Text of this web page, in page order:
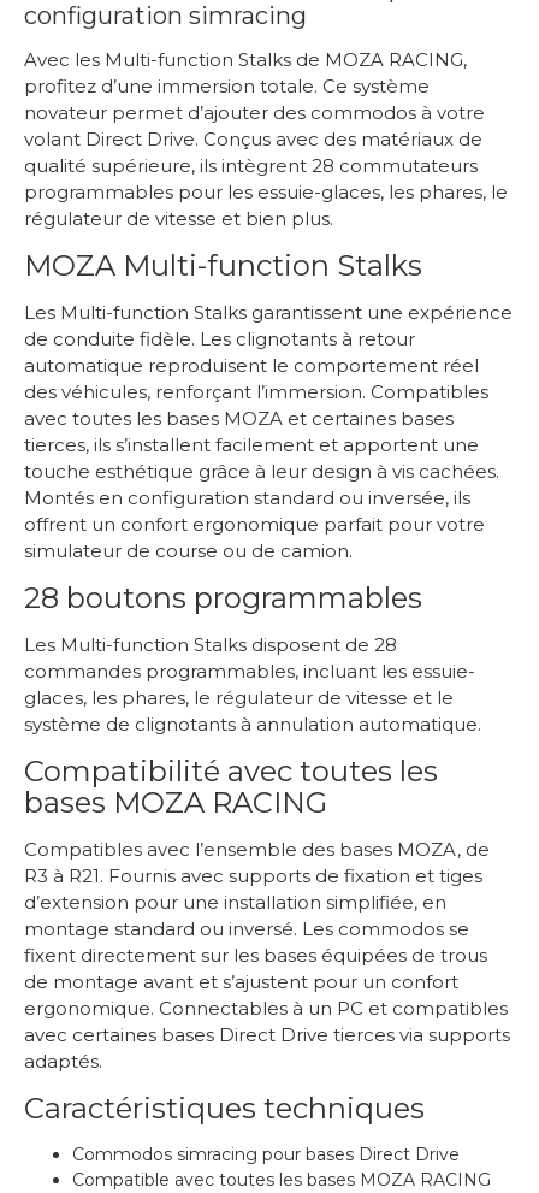
configuration simracing
Avec les Multi-function Stalks de MOZA RACING,
profitez d’une immersion totale. Ce système
novateur permet d’ajouter des commodos à votre
volant Direct Drive. Conçus avec des matériaux de
qualité supérieure, ils intègrent 28 commutateurs
programmables pour les essuie-glaces, les phares, le
régulateur de vitesse et bien plus.
MOZA Multi-function Stalks
Les Multi-function Stalks garantissent une expérience
de conduite fidèle. Les clignotants à retour
automatique reproduisent le comportement réel
des véhicules, renforçant l’immersion. Compatibles
avec toutes les bases MOZA et certaines bases
tierces, ils s’installent facilement et apportent une
touche esthétique grâce à leur design à vis cachées.
Montés en configuration standard ou inversée, ils
offrent un confort ergonomique parfait pour votre
simulateur de course ou de camion.
28 boutons programmables
Les Multi-function Stalks disposent de 28
commandes programmables, incluant les essuie-
glaces, les phares, le régulateur de vitesse et le
système de clignotants à annulation automatique.
Compatibilité avec toutes les
bases MOZA RACING
Compatibles avec l’ensemble des bases MOZA, de
R3 à R21. Fournis avec supports de fixation et tiges
d’extension pour une installation simplifiée, en
montage standard ou inversé. Les commodos se
fixent directement sur les bases équipées de trous
de montage avant et s’ajustent pour un confort
ergonomique. Connectables à un PC et compatibles
avec certaines bases Direct Drive tierces via supports
adaptés.
Caractéristiques techniques
Commodos simracing pour bases Direct Drive
Compatible avec toutes les bases MOZA RACING